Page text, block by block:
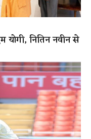
योगी, नितिन नवीन से